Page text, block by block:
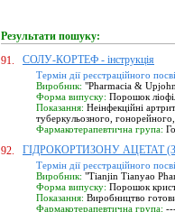
Результати пошуку:
91.
СОЛУ-КОРТЕФ - інструкція
Термін дії реєстраційного
Виробник: "Pharmacia &
Форма випуску: Порошок
Показання: Неінфекційні
туберкульозного, гонорейного,
Фармакотерапевтична група:
92. ГІДРОКОРТИЗОНУ АЦЕТАТ (ЗАТ
Термін дії реєстраційного
Виробник: "Tianjin Tianyao
Форма випуску: Порошок
Показання: Виробництво
Фармакотерапевтична група: